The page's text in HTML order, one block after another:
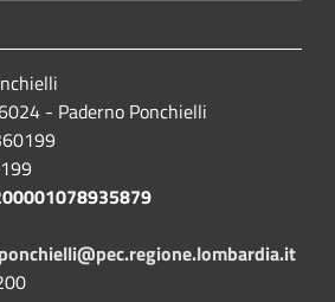
- Paderno Ponchielli